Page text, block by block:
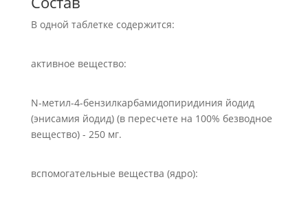
В одной таблетке содержится:
активное вещество:
N-метил-4-бензилкарбамидопиридиния йодид
(энисамия йодид) (в пересчете на 100% безводное
вещество) - 250 мг.
вспомогательные вещества (ядро):